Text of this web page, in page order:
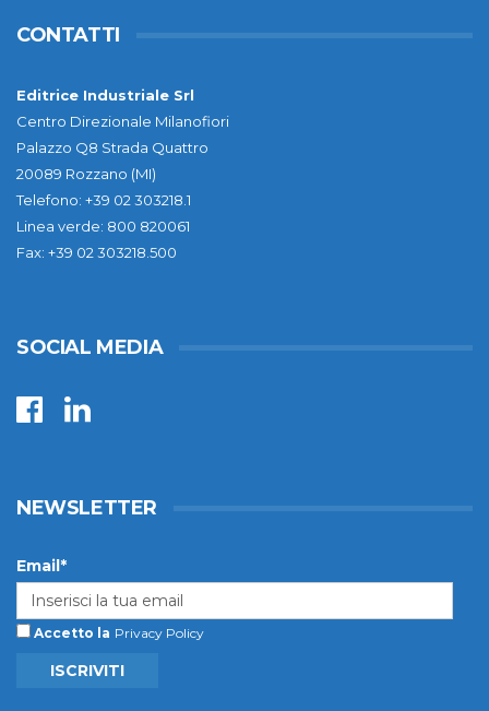
CONTATTI
Editrice Industriale Srl
Centro Direzionale Milanofiori
Palazzo Q8 Strada Quattro
20089 Rozzano (MI)
Telefono: +39 02 303218.1
Linea verde: 800 820061
Fax: +39 02 303218.500
SOCIAL MEDIA
NEWSLETTER
Email*
Accetto la Privacy Policy
ISCRIVITI